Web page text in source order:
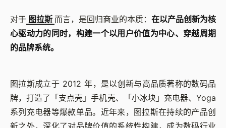
对于 图拉斯 而言，是回归商业的本质： 在以产品创新为核
心驱动力的同时，构建一个以用户价值为中心、穿越周期
的品牌系统。
图拉斯成立于 2012 年，是以创新与高品质著称的数码品
牌，打造了「支点壳」手机壳、「小冰块」充电器、Yoga
系列充电器等爆款单品。近年来，图拉斯在持续的产品创
新之外，深化了对品牌价值的系统性构建，成为数码行业